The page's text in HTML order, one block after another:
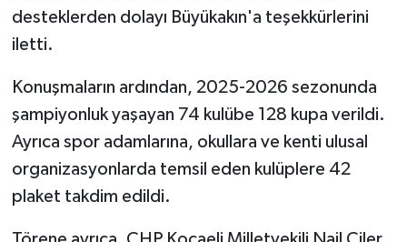
desteklerden dolayı Büyükakın'a teşekkürlerini
iletti.
Konuşmaların ardından, 2025-2026 sezonunda
şampiyonluk yaşayan 74 kulübe 128 kupa verildi.
Ayrıca spor adamlarına, okullara ve kenti ulusal
organizasyonlarda temsil eden kulüplere 42
plaket takdim edildi.